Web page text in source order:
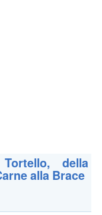
della
alla Brace